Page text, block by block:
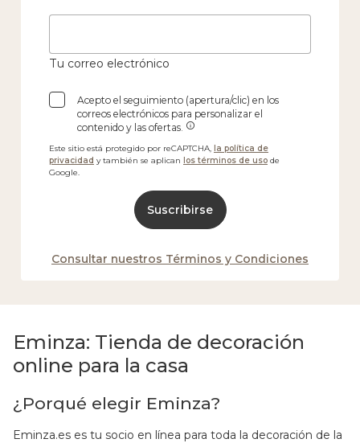
Tu correo electrónico
Acepto el seguimiento (apertura/clic) en los
correos electrónicos para personalizar el
contenido y las ofertas.
Este sitio está protegido por reCAPTCHA, la política de
privacidad y también se aplican los términos de uso de
Google.
Suscribirse
Consultar nuestros Términos y Condiciones
Eminza: Tienda de decoración
online para la casa
¿Porqué elegir Eminza?
Eminza.es es tu socio en línea para toda la decoración de la